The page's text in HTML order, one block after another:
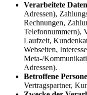
Verarbeitete
Adressen),
Rechnungen,
Telefonnummern),
Laufzeit,
Webseiten,
Meta-/
Adressen).
Betroffene
Vertragspartner,